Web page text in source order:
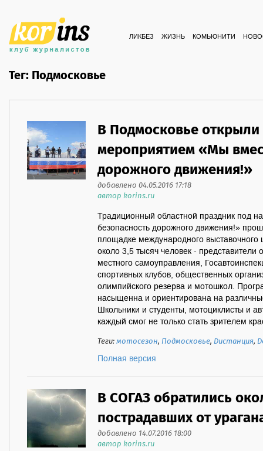
ЛИКБЕЗ ЖИЗНЬ КОМЬЮНИТИ
Тег: Подмосковье
В Подмосковье
мероприятием «Мы
дорожного движения!»
добавлено 04.05.2016 17:18
автор korins.ru
Традиционный областной праздник под
безопасность дорожного движения!»
площадке международного выставочного
около 3,5 тысяч человек - представители
местного самоуправления,
спортивных клубов, общественных
олимпийского резерва и мотошкол.
насыщенна и ориентирована на
Школьники и студенты, мотоциклисты и
каждый смог не только стать зрителем
Теги:мотосезон, Подмосковье, Дистанция,
Полная версия
В СОГАЗ обратились
пострадавших от
добавлено 14.07.2016 18:00
автор korins.ru